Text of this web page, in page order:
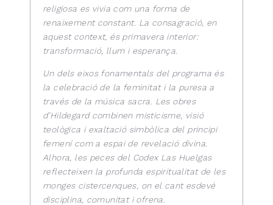
religiosa es vivia com una forma de
renaixement constant. La consagració, en
aquest context, és primavera interior:
transformació, llum i esperança.
Un dels eixos fonamentals del programa és
la celebració de la feminitat i la puresa a
través de la música sacra. Les obres
d’Hildegard combinen misticisme, visió
teològica i exaltació simbòlica del principi
femení com a espai de revelació divina.
Alhora, les peces del Codex Las Huelgas
reflecteixen la profunda espiritualitat de les
monges cistercenques, on el cant esdevé
disciplina, comunitat i ofrena.